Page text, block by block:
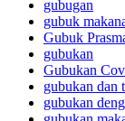
gubugan
gubuk
Gubuk
gubukan
Gubukan
gubukan dan
gubukan